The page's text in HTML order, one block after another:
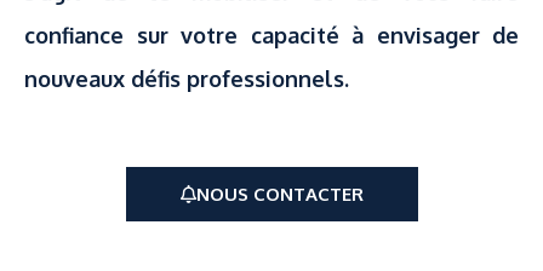
confiance sur votre capacité à envisager de
nouveaux défis professionnels.
NOUS CONTACTER